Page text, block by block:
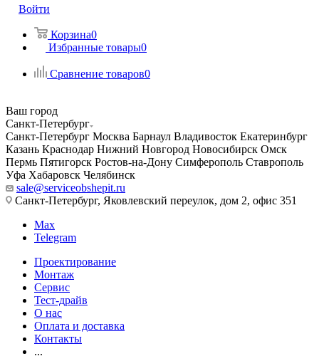
Войти
Корзина0
Избранные товары0
Сравнение товаров0
Ваш город
Санкт-Петербург
Санкт-Петербург Москва Барнаул Владивосток Екатеринбург
Казань Краснодар Нижний Новгород Новосибирск Омск
Пермь Пятигорск Ростов-на-Дону Симферополь Ставрополь
Уфа Хабаровск Челябинск
sale@serviceobshepit.ru
Санкт-Петербург, Яковлевский переулок, дом 2, офис 351
Max
Telegram
Проектирование
Монтаж
Сервис
Тест-драйв
О нас
Оплата и доставка
Контакты
...